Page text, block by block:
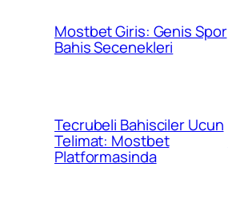
Mostbet Giris: Genis Spor
Bahis Secenekleri
Tecrubeli Bahisciler Ucun
Telimat: Mostbet
Platformasinda